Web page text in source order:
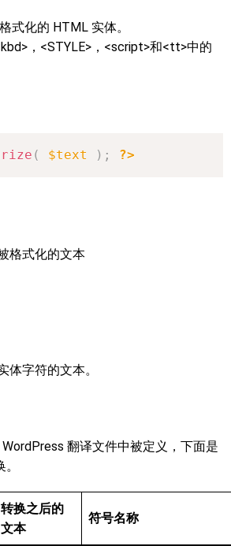
式化的 HTML 实体。
，<STYLE>，<script>和<tt>中的
( $text ) ; ?>
格式化的文本
体字符的文本。
翻译文件中被定义，下面是
转换之后的
文本
符号名称